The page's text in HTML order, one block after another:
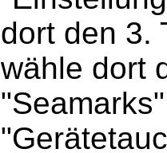
dort den 3.
wähle dort